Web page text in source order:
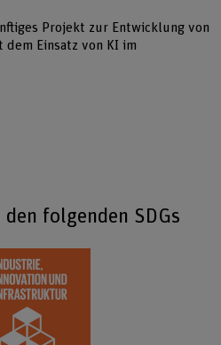
Projekt zur Entwicklung von
Einsatz von KI im
folgenden SDGs